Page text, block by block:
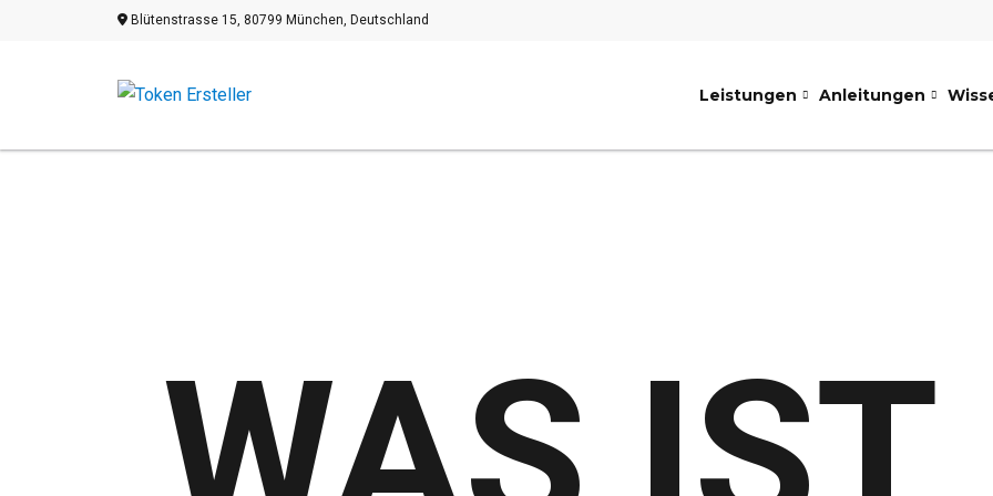
Blütenstrasse 15, 80799 München, Deutschland
Leistungen Anleitungen